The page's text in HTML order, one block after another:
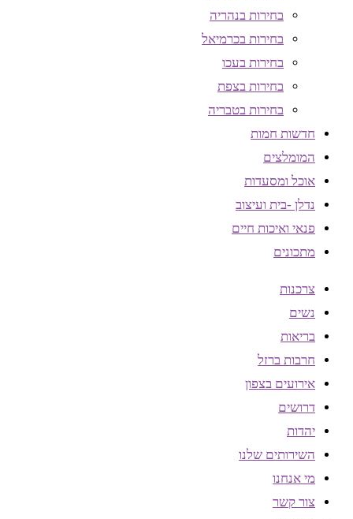
בחירות בנהריה
בחירות בכרמיאל
בחירות בעכו
בחירות בצפת
בחירות בטבריה
חדשות חמות
המומלצים
אוכל ומסעדות
נדלן -בית ועיצוב
פנאי ואיכות חיים
מתכונים
צרכנות
נשים
בריאות
חרבות ברזל
אירועים בצפון
דרושים
יהדות
השירותים שלנו
מי אנחנו
צור קשר